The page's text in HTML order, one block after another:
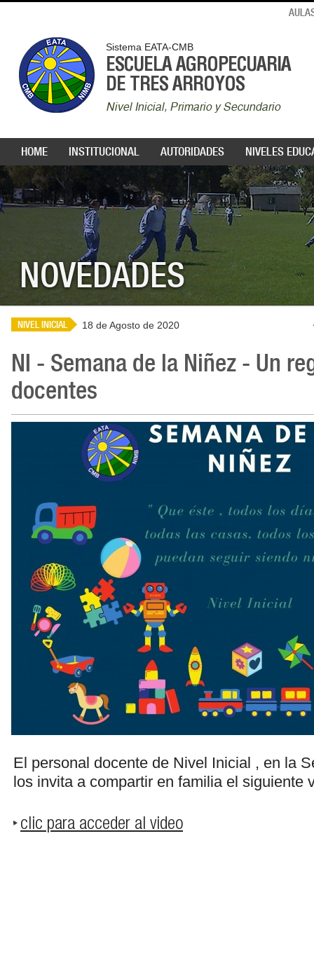
Sistema EATA-CMB
ESCUELA AGROPECUARIA
DE TRES ARROYOS
Nivel Inicial, Primario y Secundario
HOME INSTITUCIONAL AUTORIDADES NIVELES
NOVEDADES
NIVEL INICIAL 18 de Agosto de 2020
NI - Semana de la Niñez - Un
docentes
El personal docente de Nivel Inicial , en la
los invita a compartir en familia el siguiente
clic para acceder al video